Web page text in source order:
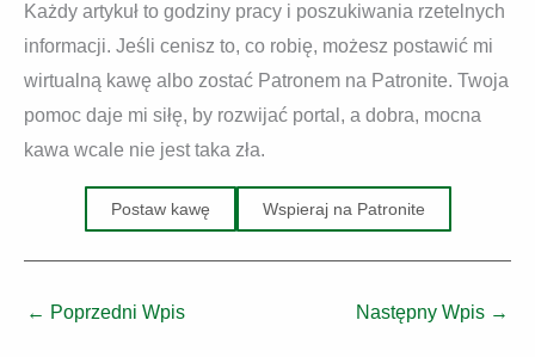
Każdy artykuł to godziny pracy i poszukiwania rzetelnych
informacji. Jeśli cenisz to, co robię, możesz postawić mi
wirtualną kawę albo zostać Patronem na Patronite. Twoja
pomoc daje mi siłę, by rozwijać portal, a dobra, mocna
kawa wcale nie jest taka zła.
Postaw kawę Wspieraj na Patronite
← Poprzedni Wpis Następny Wpis →